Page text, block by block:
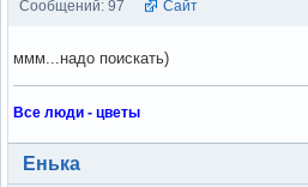
Сообщений: 97
Сайт
ммм...надо поискать)
Все люди - цветы
Вне форума
Енька